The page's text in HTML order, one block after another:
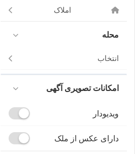
املاک
محله
انتخاب
امکانات تصویری آگهی
ویدیودار
دارای عکس از ملک